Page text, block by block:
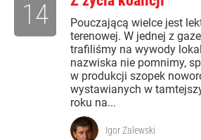
Pouczającą wielce jest
terenowej. W jednej z
trafiliśmy na wywody
nazwiska nie pomnimy,
w produkcji szopek
wystawianych w
roku na...
14
Igor Zalewski